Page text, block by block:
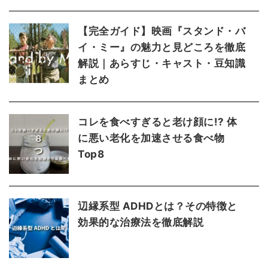
【完全ガイド】映画『スタンド・バ
イ・ミー』の魅力と見どころを徹底
解説｜あらすじ・キャスト・豆知識
まとめ
コレを食べすぎると老け顔に!? 体
に悪い老化を加速させる食べ物
Top8
辺縁系型 ADHDとは？その特徴と
効果的な治療法を徹底解説